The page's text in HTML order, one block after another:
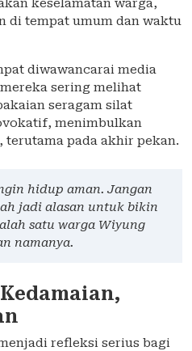
keselamatan warga,
di tempat umum dan waktu
diwawancarai media
sering melihat
seragam silat
menimbulkan
terutama pada akhir pekan.
hidup aman. Jangan
jadi alasan untuk bikin
satu warga Wiyung
namanya.
refleksi serius bagi